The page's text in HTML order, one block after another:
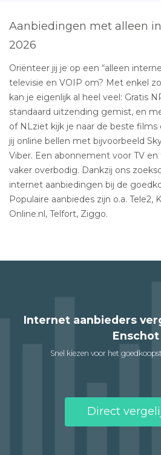
Aanbiedingen met alleen
2026
Oriënteer jij je op een “alleen
televisie en VOIP om? Met enkel
kan je eigenlijk al heel veel: Gratis
standaard uitzending gemist, en
of NLziet kijk je naar de beste films
jij online bellen met bijvoorbeeld
Viber. Een abonnement voor TV
vaker overbodig. Dankzij ons
internet aanbiedingen bij de
Populaire aanbiedes zijn o.a. Tele2,
Online.nl, Telfort, Ziggo.
Internet aanbieders
Enschot
Snel kiezen voor het
Direct